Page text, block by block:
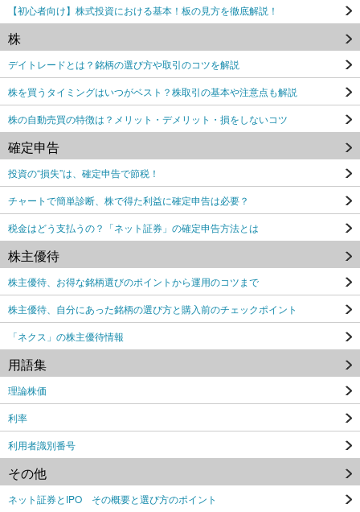
【初心者向け】株式投資における基本！板の見方を徹底解説！
株
デイトレードとは？銘柄の選び方や取引のコツを解説
株を買うタイミングはいつがベスト？株取引の基本や注意点も解説
株の自動売買の特徴は？メリット・デメリット・損をしないコツ
確定申告
投資の“損失”は、確定申告で節税！
チャートで簡単診断、株で得た利益に確定申告は必要？
税金はどう支払うの？「ネット証券」の確定申告方法とは
株主優待
株主優待、お得な銘柄選びのポイントから運用のコツまで
株主優待、自分にあった銘柄の選び方と購入前のチェックポイント
「ネクス」の株主優待情報
用語集
理論株価
利率
利用者識別番号
その他
ネット証券とIPO その概要と選び方のポイント